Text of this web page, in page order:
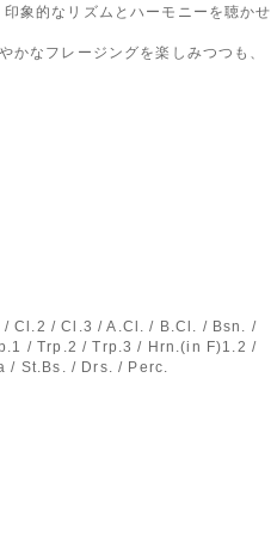
的なリズムとハーモニーを聴かせ
なフレージングを楽しみつつも、
Cl.2 / Cl.3 / A.Cl. / B.Cl. / Bsn. /
/ Trp.2 / Trp.3 / Hrn.(in F)1.2 /
/ St.Bs. / Drs. / Perc.